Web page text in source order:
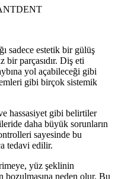
sadece estetik bir gülüş
bir parçasıdır. Diş eti
yol açabileceği gibi
gibi birçok sistemik
hassasiyet gibi belirtiler
daha büyük sorunların
sayesinde bu
tedavi edilir.
yüz şeklinin
neden olur. Bu